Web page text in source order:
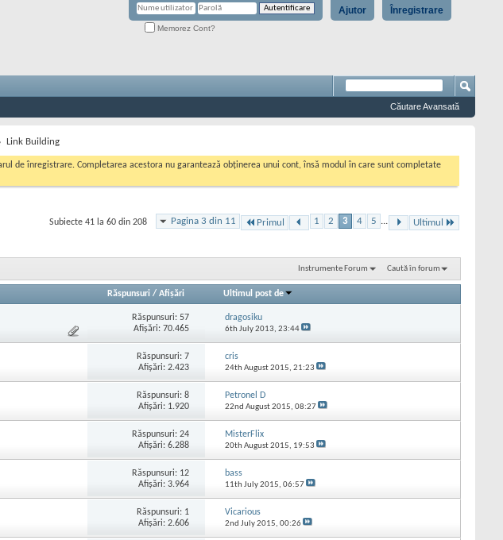
Înregistrare
Ajutor
Memorez Cont?
Căutare Avansată
Link Building
de înregistrare. Completarea acestora nu garantează obținerea unui cont, însă modul în care sunt completate
Pagina 3 din 11 Primul 1 2 3 4 5 ... Ultimul
Subiecte 41 la 60 din 208
Instrumente Forum Caută în forum
Răspunsuri/ Afişări Ultimul post de
Răspunsuri:57
Afişări: 70.465
dragosiku
6th July 2013, 23:44
Răspunsuri:7
Afişări: 2.423
cris
24th August 2015, 21:23
Răspunsuri:8
Afişări: 1.920
Petronel D
22nd August 2015, 08:27
Răspunsuri:24
Afişări: 6.288
MisterFlix
20th August 2015, 19:53
Răspunsuri: 12
Afişări: 3.964
bass
11th July 2015, 06:57
Răspunsuri: 1
Afişări: 2.606
Vicarious
2nd July 2015, 00:26